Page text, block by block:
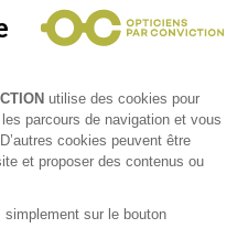
de la vue et
rejoindre ?
la centrale d’achats et
des opticiens indépendants
utilise des cookies pour
les parcours de navigation et vous
cookies peuvent être
et proposer des contenus ou
sur le bouton